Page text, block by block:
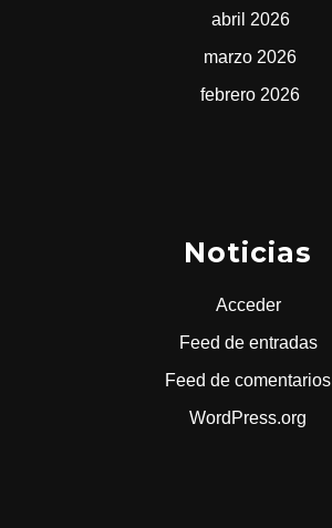
abril 2026
marzo 2026
febrero 2026
Noticias
Acceder
Feed de entradas
Feed de comentarios
WordPress.org